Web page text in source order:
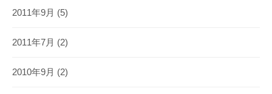
2011年9月 (5)
2011年7月 (2)
2010年9月 (2)